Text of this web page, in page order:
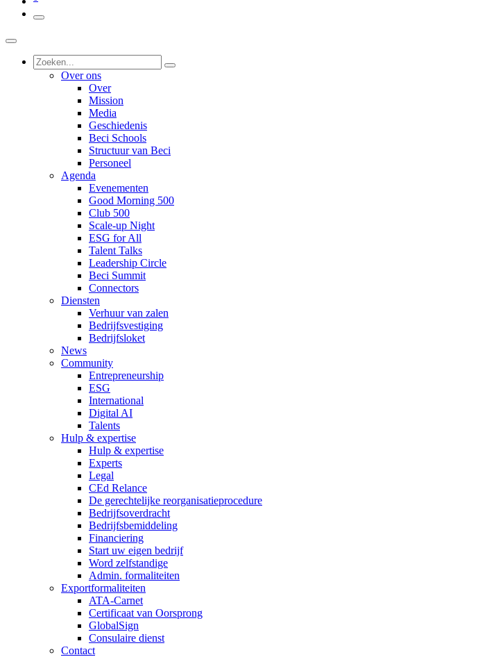
Over ons
Over
Mission
Media
Geschiedenis
Beci Schools
Structuur van Beci
Personeel
Agenda
Evenementen
Good Morning 500
Club 500
Scale-up Night
ESG for All
Talent Talks
Leadership Circle
Beci Summit
Connectors
Diensten
Verhuur van zalen
Bedrijfsvestiging
Bedrijfsloket
News
Community
Entrepreneurship
ESG
International
Digital AI
Talents
Hulp & expertise
Hulp & expertise
Experts
Legal
CEd Relance
De gerechtelijke reorganisatieprocedure
Bedrijfsoverdracht
Bedrijfsbemiddeling
Financiering
Start uw eigen bedrijf
Word zelfstandige
Admin. formaliteiten
Exportformaliteiten
ATA-Carnet
Certificaat van Oorsprong
GlobalSign
Consulaire dienst
Contact